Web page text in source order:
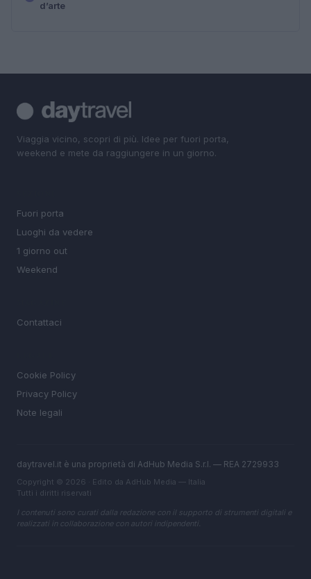
d’arte
Viaggia vicino, scopri di più. Idee per fuori porta,
weekend e mete da raggiungere in un giorno.
Fuori porta
Luoghi da vedere
1 giorno out
Weekend
Contattaci
Cookie Policy
Privacy Policy
Note legali
daytravel.it è una proprietà di AdHub Media S.r.l. — REA 2729933
Copyright © 2026 · Edito da AdHub Media — Italia
Tutti i diritti riservati
I contenuti sono curati dalla redazione con il supporto di strumenti digitali e
realizzati in collaborazione con autori indipendenti.